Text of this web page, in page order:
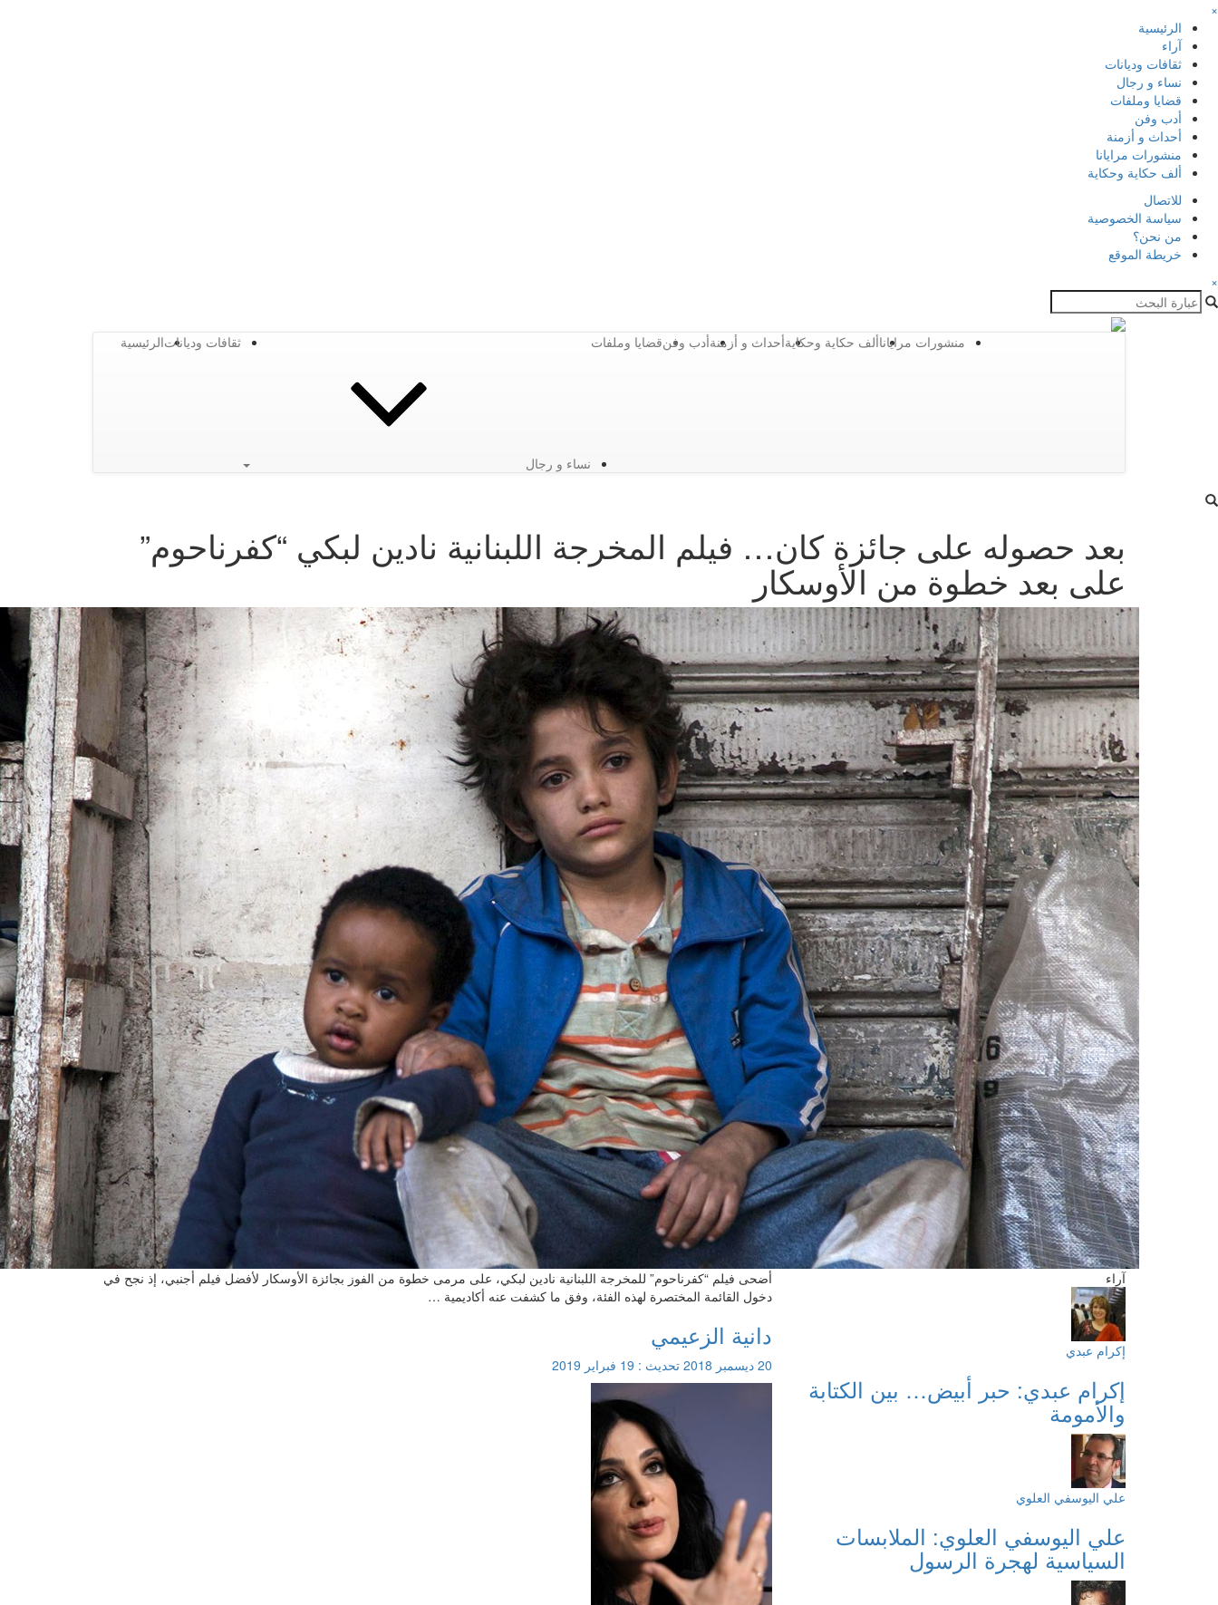
×
الرئيسية
آراء
ثقافات وديانات
نساء و رجال
قضايا وملفات
أدب وفن
أحداث و أزمنة
منشورات مرايانا
ألف حكاية وحكاية
للاتصال
سياسة الخصوصية
من نحن؟
خريطة الموقع
×
الرئيسيةثقافات وديانات
نساء و رجال
قضايا وملفاتأدب وفنأحداث و أزمنةألف حكاية وحكايةمنشورات مرايانا
بعد حصوله على جائزة كان… فيلم المخرجة اللبنانية نادين لبكي “كفرناحوم”
على بعد خطوة من الأوسكار
أضحى فيلم “كفرناحوم” للمخرجة اللبنانية نادين لبكي، على مرمى خطوة من الفوز بجائزة الأوسكار لأفضل فيلم أجنبي، إذ نجح في
دخول القائمة المختصرة لهذه الفئة، وفق ما كشفت عنه أكاديمية …
دانية الزعيمي
20 ديسمبر 2018 تحديث : 19 فبراير 2019
آراء
إكرام عبدي
إكرام عبدي: حبر أبيض… بين الكتابة
والأمومة
علي اليوسفي العلوي
علي اليوسفي العلوي: الملابسات
السياسية لهجرة الرسول